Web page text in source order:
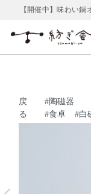
【開催中】味わい
戻
る
#食卓 #白
#陶磁器